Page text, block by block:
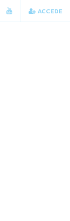
ACCEDE